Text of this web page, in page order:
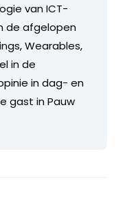
van ICT-
de afgelopen
Wearables,
in de
in dag- en
gast in Pauw